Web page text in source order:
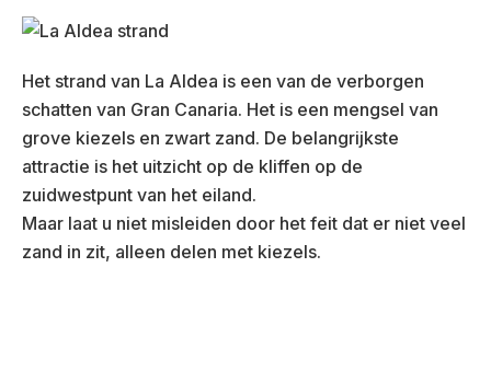
Het strand van La Aldea is een van de verborgen
schatten van Gran Canaria. Het is een mengsel van
grove kiezels en zwart zand. De belangrijkste
attractie is het uitzicht op de kliffen op de
zuidwestpunt van het eiland.
Maar laat u niet misleiden door het feit dat er niet veel
zand in zit, alleen delen met kiezels.